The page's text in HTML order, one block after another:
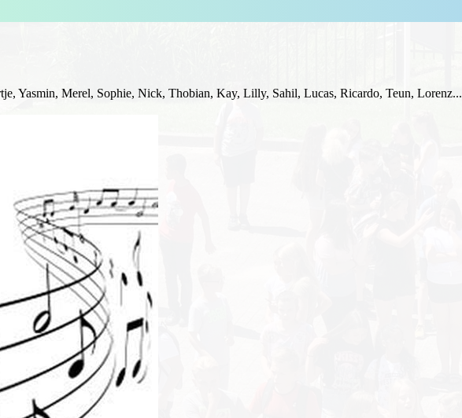
Yasmin, Merel, Sophie, Nick, Thobian, Kay, Lilly, Sahil, Lucas, Ricardo, Teun, Lorenz...